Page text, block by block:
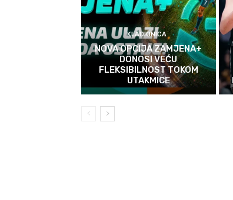
KLADIONICA
NOVA OPCIJA ZAMJENA+
DONOSI VEĆU
FLEKSIBILNOST TOKOM
UTAKMICE